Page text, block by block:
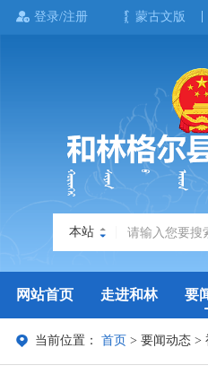
登录/注册 蒙古文版
本站
网站首页 走进和林 要
政务服务 政民互动 政
当前位置：首页 >要闻动态 >